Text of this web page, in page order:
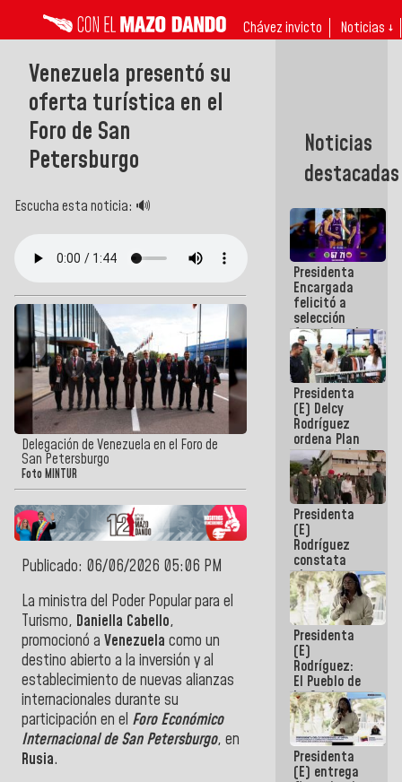
Chávez invicto Noticias ↓
Venezuela presentó su
oferta turística en el
Foro de San
Petersburgo
Escucha esta noticia: 🔊
Delegación de Venezuela en el Foro de
San Petersburgo
Foto MINTUR
Publicado: 06/06/2026 05:06 PM
La ministra del Poder Popular para el
Turismo, Daniella Cabello,
promocionó a Venezuela como un
destino abierto a la inversión y al
establecimiento de nuevas alianzas
internacionales durante su
participación en el Foro Económico
Internacional de San Petersburgo, en
Rusia.
Noticias
destacadas
Presidenta
Encargada
felicitó a
selección
femenina de
baloncesto
por su
clasificación
a la
AmeriCup
2027
Presidenta
(E) Delcy
Rodríguez
ordena Plan
maestro de
desarrollo
logístico y
turístico
para La
Guaira
Presidenta
(E)
Rodríguez
constata
obras de
rehabilitación
de Escuela
Militar de
Mamo en La
Guaira
Presidenta
(E)
Rodríguez:
El Pueblo de
La Guaira
siempre
estará
acompañada
por el
Gobierno
Presidenta
(E) entrega